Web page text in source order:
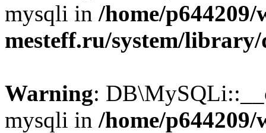
mysqli in /home/
mesteff.ru/system/
Warning:
mysqli in /home/